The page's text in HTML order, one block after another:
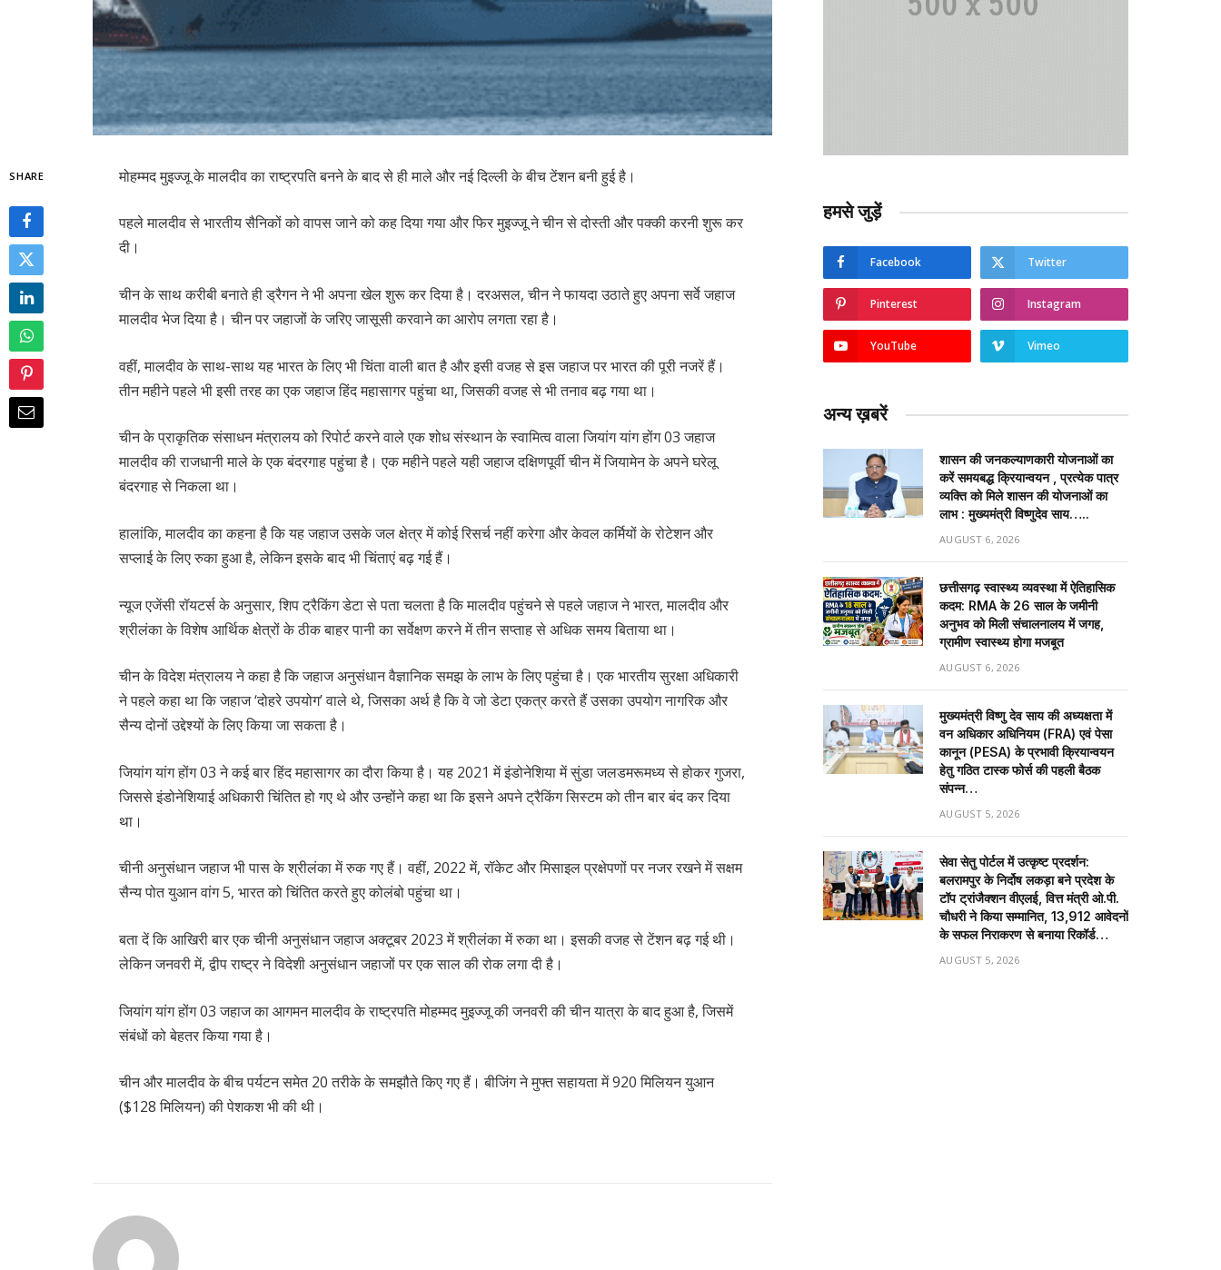
SHARE मोहम्मद मुइज्जू के मालदीव का राष्ट्रपति बनने के बाद से ही माले और नई दिल्ली के बीच टेंशन बनी हुई है।
पहले मालदीव से भारतीय सैनिकों को वापस जाने को कह दिया गया और फिर मुइज्जू ने चीन से दोस्ती और पक्की करनी शुरू कर
दी।
चीन के साथ करीबी बनाते ही ड्रैगन ने भी अपना खेल शुरू कर दिया है। दरअसल, चीन ने फायदा उठाते हुए अपना सर्वे जहाज
मालदीव भेज दिया है। चीन पर जहाजों के जरिए जासूसी करवाने का आरोप लगता रहा है।
वहीं, मालदीव के साथ-साथ यह भारत के लिए भी चिंता वाली बात है और इसी वजह से इस जहाज पर भारत की पूरी नजरें हैं।
तीन महीने पहले भी इसी तरह का एक जहाज हिंद महासागर पहुंचा था, जिसकी वजह से भी तनाव बढ़ गया था।
चीन के प्राकृतिक संसाधन मंत्रालय को रिपोर्ट करने वाले एक शोध संस्थान के स्वामित्व वाला जियांग यांग होंग 03 जहाज
मालदीव की राजधानी माले के एक बंदरगाह पहुंचा है। एक महीने पहले यही जहाज दक्षिणपूर्वी चीन में जियामेन के अपने घरेलू
बंदरगाह से निकला था।
हालांकि, मालदीव का कहना है कि यह जहाज उसके जल क्षेत्र में कोई रिसर्च नहीं करेगा और केवल कर्मियों के रोटेशन और
सप्लाई के लिए रुका हुआ है, लेकिन इसके बाद भी चिंताएं बढ़ गई हैं।
न्यूज एजेंसी रॉयटर्स के अनुसार, शिप ट्रैकिंग डेटा से पता चलता है कि मालदीव पहुंचने से पहले जहाज ने भारत, मालदीव और
श्रीलंका के विशेष आर्थिक क्षेत्रों के ठीक बाहर पानी का सर्वेक्षण करने में तीन सप्ताह से अधिक समय बिताया था।
चीन के विदेश मंत्रालय ने कहा है कि जहाज अनुसंधान वैज्ञानिक समझ के लाभ के लिए पहुंचा है। एक भारतीय सुरक्षा अधिकारी
ने पहले कहा था कि जहाज ‘दोहरे उपयोग’ वाले थे, जिसका अर्थ है कि वे जो डेटा एकत्र करते हैं उसका उपयोग नागरिक और
सैन्य दोनों उद्देश्यों के लिए किया जा सकता है।
जियांग यांग होंग 03 ने कई बार हिंद महासागर का दौरा किया है। यह 2021 में इंडोनेशिया में सुंडा जलडमरूमध्य से होकर गुजरा,
जिससे इंडोनेशियाई अधिकारी चिंतित हो गए थे और उन्होंने कहा था कि इसने अपने ट्रैकिंग सिस्टम को तीन बार बंद कर दिया
था।
चीनी अनुसंधान जहाज भी पास के श्रीलंका में रुक गए हैं। वहीं, 2022 में, रॉकेट और मिसाइल प्रक्षेपणों पर नजर रखने में सक्षम
सैन्य पोत युआन वांग 5, भारत को चिंतित करते हुए कोलंबो पहुंचा था।
बता दें कि आखिरी बार एक चीनी अनुसंधान जहाज अक्टूबर 2023 में श्रीलंका में रुका था। इसकी वजह से टेंशन बढ़ गई थी।
लेकिन जनवरी में, द्वीप राष्ट्र ने विदेशी अनुसंधान जहाजों पर एक साल की रोक लगा दी है।
जियांग यांग होंग 03 जहाज का आगमन मालदीव के राष्ट्रपति मोहम्मद मुइज्जू की जनवरी की चीन यात्रा के बाद हुआ है, जिसमें
संबंधों को बेहतर किया गया है।
चीन और मालदीव के बीच पर्यटन समेत 20 तरीके के समझौते किए गए हैं। बीजिंग ने मुफ्त सहायता में 920 मिलियन युआन
($128 मिलियन) की पेशकश भी की थी।
हमसे जुड़ें
Facebook Twitter
Pinterest Instagram
YouTube Vimeo
अन्य ख़बरें
शासन की जनकल्याणकारी योजनाओं का
करें समयबद्ध क्रियान्वयन , प्रत्येक पात्र
व्यक्ति को मिले शासन की योजनाओं का
लाभ : मुख्यमंत्री विष्णुदेव साय…..
AUGUST 6, 2026
छत्तीसगढ़ स्वास्थ्य व्यवस्था में ऐतिहासिक
कदम: RMA के 26 साल के जमीनी
अनुभव को मिली संचालनालय में जगह,
ग्रामीण स्वास्थ्य होगा मजबूत
AUGUST 6, 2026
मुख्यमंत्री विष्णु देव साय की अध्यक्षता में
वन अधिकार अधिनियम (FRA) एवं पेसा
कानून (PESA) के प्रभावी क्रियान्वयन
हेतु गठित टास्क फोर्स की पहली बैठक
संपन्न…
AUGUST 5, 2026
सेवा सेतु पोर्टल में उत्कृष्ट प्रदर्शन:
बलरामपुर के निर्दोष लकड़ा बने प्रदेश के
टॉप ट्रांजैक्शन वीएलई, वित्त मंत्री ओ.पी.
चौधरी ने किया सम्मानित, 13,912 आवेदनों
के सफल निराकरण से बनाया रिकॉर्ड…
AUGUST 5, 2026